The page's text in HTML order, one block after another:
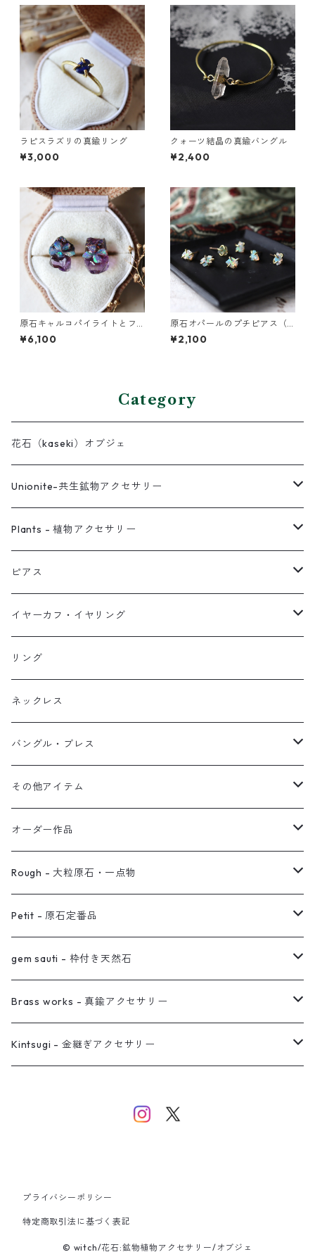
ラピスラズリの真鍮リング
¥3,000
クォーツ結晶の真鍮バングル
¥2,400
原石キャルコパイライトとフ
ローライトのプチピアス
¥6,100
原石オパールのプチピアス（1
粒/片方）
¥2,100
Category
花石（kaseki）オブジェ
Unionite-共生鉱物アクセサリー
ピアス
ネックレス
イヤーカフ
イヤリング
Plants - 植物アクセサリー
ピアス
ネックレス
リング
ブレス
オブジェ
イヤーカフ
ピアス
スタッド・一粒
フック・ぶら下がり
フープ
イヤーカフ・イヤリング
原石イヤーカフ
植物イヤーカフ
ぶら下がりイヤーカフ
2連イヤーカフ
イヤリング対応
ノンホールピアス
オーダー用ページ
真鍮イヤーカフ
リング
ネックレス
バングル・ブレス
ブレスレット
バングル
その他アイテム
ブローチ
ヘアアクセサリー
オーダー作品
リング
ネックレス
ピアス
イヤーカフ
バングル
Rough - 大粒原石・一点物
ピアス
リング
ネックレス
イヤーカフ
Petit - 原石定番品
ピアス
リング
ネックレス
gem sauti - 枠付き天然石
ピアス
ネックレス
Brass works - 真鍮アクセサリー
リング
バングル
Kintsugi - 金継ぎアクセサリー
プライバシーポリシー
特定商取引法に基づく表記
© witch/花石:鉱物植物アクセサリー/オブジェ